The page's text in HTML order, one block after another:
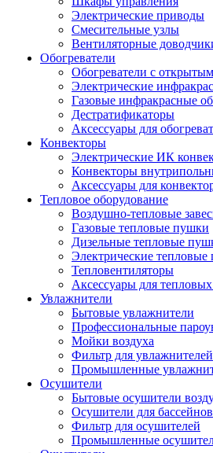
Электрические приводы
Смесительные узлы
Вентиляторные
Обогреватели
Обогреватели с
Электрические
Газовые инфракрасные
Дестратификаторы
Аксессуары для
Конвекторы
Электрические ИК
Конвекторы
Аксессуары для
Тепловое оборудование
Воздушно-тепловые
Газовые тепловые пушки
Дизельные тепловые
Электрические
Тепловентиляторы
Аксессуары для тепловых
Увлажнители
Бытовые увлажнители
Профессиональные
Мойки воздуха
Фильтр для увлажнителей
Промышленные
Осушители
Бытовые осушители
Осушители для бассейнов
Фильтр для осушителей
Промышленные